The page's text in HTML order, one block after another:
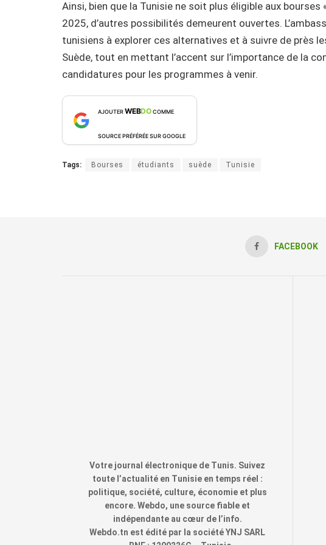
Ainsi, bien que la Tunisie ne soit plus éligible aux bourses
2025, d’autres possibilités demeurent ouvertes.
tunisiens à explorer ces alternatives et à suivre de près
Suède, tout en mettant l’accent sur l’importance de la
candidatures pour les programmes à venir.
AJOUTERWEBDOCOMME
SOURCE PRÉFÉRÉE SUR GOOGLE
Tags: Bourses étudiants suède Tunisie
FACEBOOK
Votre journal électronique de Tunis. Suivez
toute l’actualité en Tunisie en temps réel :
politique, société, culture, économie et plus
encore. Webdo, une source fiable et
indépendante au cœur de l’info.
Webdo.tn est édité par la société YNJ SARL